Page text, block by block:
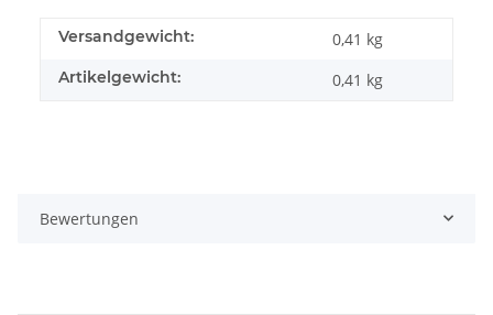
Versandgewicht: 0,41 kg
Artikelgewicht: 0,41 kg
Bewertungen